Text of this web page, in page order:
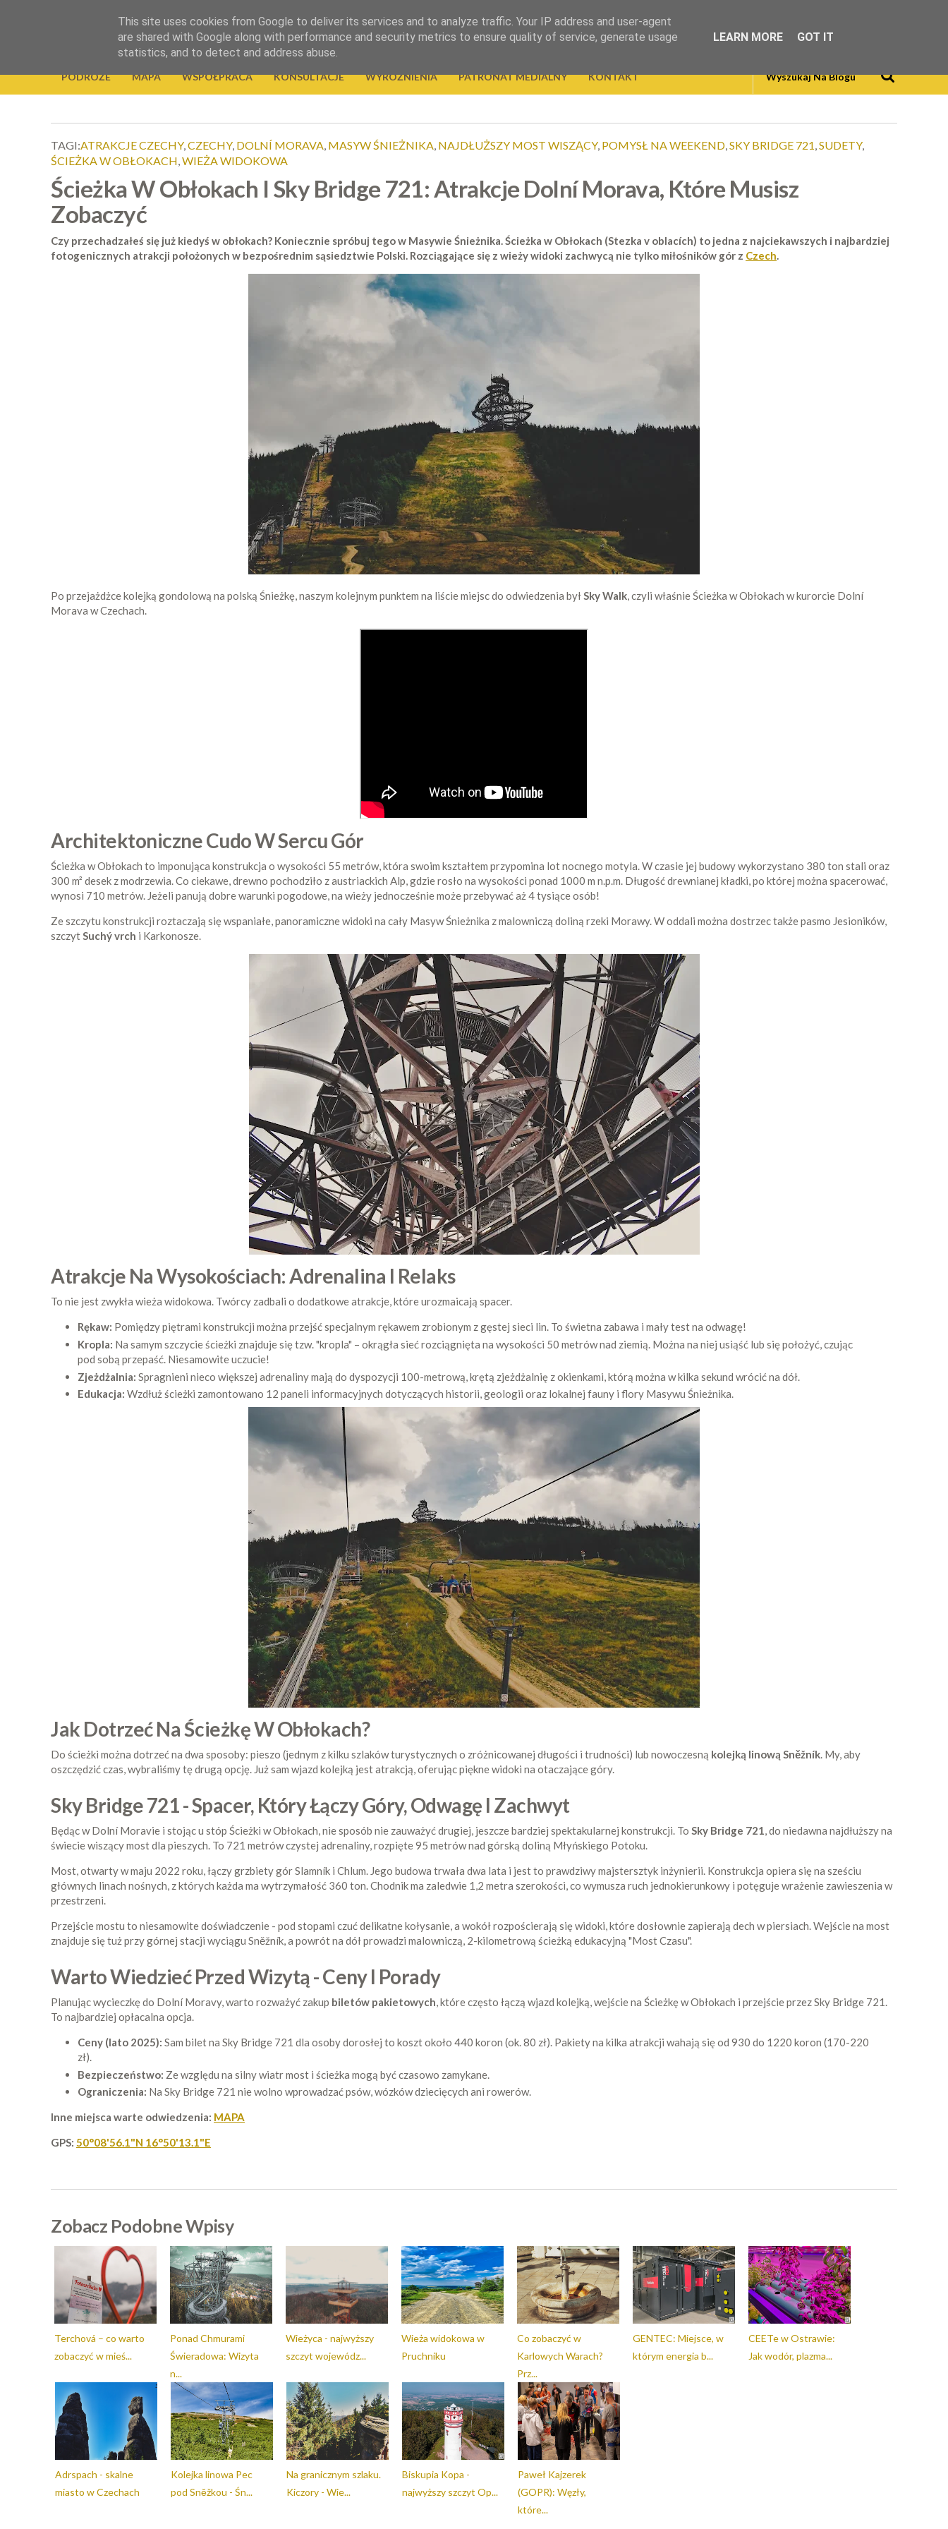
Okiem Obiektywu.
PODRÓŻE MAPA WSPÓŁPRACA KONSULTACJE WYRÓŻNIENIA PATRONAT MEDIALNY KONTAKT
TAGI:ATRAKCJE CZECHY,CZECHY, DOLNÍ MORAVA, MASYW ŚNIEŻNIKA, NAJDŁUŻSZY MOST WISZĄCY, POMYSŁ NA WEEKEND,SKY BRIDGE 721,SUDETY,
ŚCIEŻKA W OBŁOKACH,WIEŻA WIDOKOWA
Ścieżka W Obłokach I Sky Bridge 721: Atrakcje Dolní Morava, Które Musisz
Zobaczyć
Czy przechadzałeś się już kiedyś w obłokach? Koniecznie spróbuj tego w Masywie Śnieżnika. Ścieżka w Obłokach (Stezka v oblacích) to jedna z najciekawszych i najbardziej
fotogenicznych atrakcji położonych w bezpośrednim sąsiedztwie Polski. Rozciągające się z wieży widoki zachwycą nie tylko miłośników gór z Czech.
Po przejażdżce kolejką gondolową na polską Śnieżkę, naszym kolejnym punktem na liście miejsc do odwiedzenia byłSky Walk, czyli właśnie Ścieżka w Obłokach w kurorcie Dolní
Morava w Czechach.
Architektoniczne Cudo W Sercu Gór
Ścieżka w Obłokach to imponująca konstrukcja o wysokości 55 metrów, która swoim kształtem przypomina lot nocnego motyla. W czasie jej budowy wykorzystano 380 ton stali oraz
300 m² desek z modrzewia. Co ciekawe, drewno pochodziło z austriackich Alp, gdzie rosło na wysokości ponad 1000 m n.p.m. Długość drewnianej kładki, po której można spacerować,
wynosi 710 metrów. Jeżeli panują dobre warunki pogodowe, na wieży jednocześnie może przebywać aż 4 tysiące osób!
Ze szczytu konstrukcji roztaczają się wspaniałe, panoramiczne widoki na cały Masyw Śnieżnika z malowniczą doliną rzeki Morawy. W oddali można dostrzec także pasmo Jesioników,
szczytSuchý vrch i Karkonosze.
Atrakcje Na Wysokościach: Adrenalina I Relaks
To nie jest zwykła wieża widokowa. Twórcy zadbali o dodatkowe atrakcje, które urozmaicają spacer.
Rękaw: Pomiędzy piętrami konstrukcji można przejść specjalnym rękawem zrobionym z gęstej sieci lin. To świetna zabawa i mały test na odwagę!
Kropla: Na samym szczycie ścieżki znajduje się tzw. "kropla" – okrągła sieć rozciągnięta na wysokości 50 metrów nad ziemią. Można na niej usiąść lub się położyć, czując
pod sobą przepaść. Niesamowite uczucie!
Zjeżdżalnia: Spragnieni nieco większej adrenaliny mają do dyspozycji 100-metrową, krętą zjeżdżalnię z okienkami, którą można w kilka sekund wrócić na dół.
Edukacja: Wzdłuż ścieżki zamontowano 12 paneli informacyjnych dotyczących historii, geologii oraz lokalnej fauny i flory Masywu Śnieżnika.
Jak Dotrzeć Na Ścieżkę W Obłokach?
Do ścieżki można dotrzeć na dwa sposoby: pieszo (jednym z kilku szlaków turystycznych o zróżnicowanej długości i trudności) lub nowoczesną kolejką linową Sněžník. My, aby
oszczędzić czas, wybraliśmy tę drugą opcję. Już sam wjazd kolejką jest atrakcją, oferując piękne widoki na otaczające góry.
Sky Bridge 721 - Spacer, Który Łączy Góry, Odwagę I Zachwyt
Będąc w Dolní Moravie i stojąc u stóp Ścieżki w Obłokach, nie sposób nie zauważyć drugiej, jeszcze bardziej spektakularnej konstrukcji. To Sky Bridge 721, do niedawna najdłuższy na
świecie wiszący most dla pieszych. To 721 metrów czystej adrenaliny, rozpięte 95 metrów nad górską doliną Młyńskiego Potoku.
Most, otwarty w maju 2022 roku, łączy grzbiety gór Slamník i Chlum. Jego budowa trwała dwa lata i jest to prawdziwy majstersztyk inżynierii. Konstrukcja opiera się na sześciu
głównych linach nośnych, z których każda ma wytrzymałość 360 ton. Chodnik ma zaledwie 1,2 metra szerokości, co wymusza ruch jednokierunkowy i potęguje wrażenie zawieszenia w
przestrzeni.
Przejście mostu to niesamowite doświadczenie - pod stopami czuć delikatne kołysanie, a wokół rozpościerają się widoki, które dosłownie zapierają dech w piersiach. Wejście na most
znajduje się tuż przy górnej stacji wyciągu Sněžník, a powrót na dół prowadzi malowniczą, 2-kilometrową ścieżką edukacyjną "Most Czasu".
Warto Wiedzieć Przed Wizytą - Ceny I Porady
Planując wycieczkę do Dolní Moravy, warto rozważyć zakup biletów pakietowych, które często łączą wjazd kolejką, wejście na Ścieżkę w Obłokach i przejście przez Sky Bridge 721.
To najbardziej opłacalna opcja.
Ceny (lato 2025): Sam bilet na Sky Bridge 721 dla osoby dorosłej to koszt około 440 koron (ok. 80 zł). Pakiety na kilka atrakcji wahają się od 930 do 1220 koron (170-220
zł).
Bezpieczeństwo: Ze względu na silny wiatr most i ścieżka mogą być czasowo zamykane.
Ograniczenia: Na Sky Bridge 721 nie wolno wprowadzać psów, wózków dziecięcych ani rowerów.
Inne miejsca warte odwiedzenia: MAPA
GPS: 50°08'56.1"N 16°50'13.1"E
Zobacz Podobne Wpisy
Terchová – co warto
zobaczyć w mieś...
Ponad Chmurami
Świeradowa: Wizyta
n...
Wieżyca - najwyższy
szczyt wojewódz...
Wieża widokowa w
Pruchniku
Co zobaczyć w
Karlowych Warach?
Prz...
GENTEC: Miejsce, w
którym energia b...
CEETe w Ostrawie:
Jak wodór, plazma...
Adrspach - skalne
miasto w Czechach
Kolejka linowa Pec
pod Sněžkou - Śn...
Na granicznym szlaku.
Kiczory - Wie...
Biskupia Kopa -
najwyższy szczyt Op...
Paweł Kajzerek
(GOPR): Węzły,
które...
This site uses cookies from Google to deliver its services and to analyze traffic. Your IP address and user-agent
are shared with Google along with performance and security metrics to ensure quality of service, generate usage
statistics, and to detect and address abuse.
LEARN MORE GOT IT